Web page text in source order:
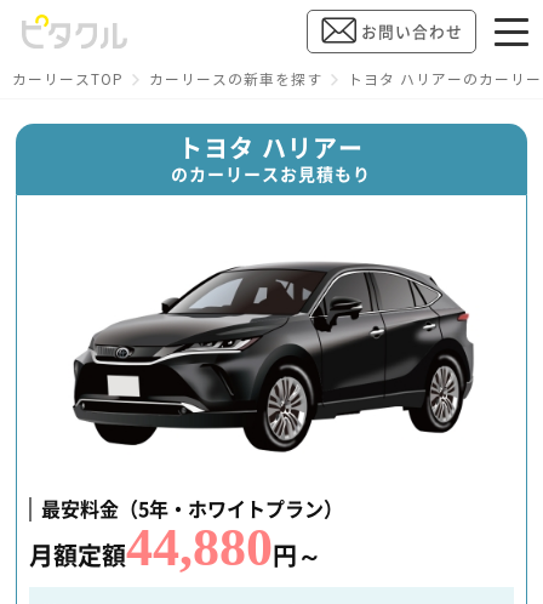
お問い合わせ
カーリースTOP カーリースの新車を探す トヨタ ハリアーのカーリ
トヨタ ハリアー
のカーリースお見積もり
最安料金（5年・ホワイトプラン）
月額定額44,880 円～